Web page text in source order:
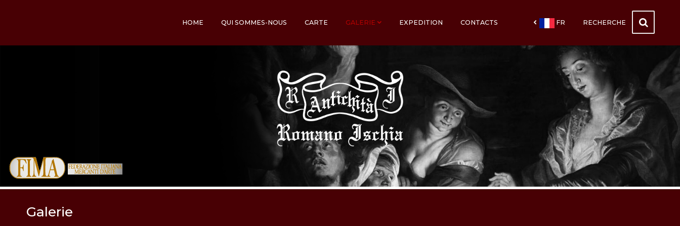
FR RECHERCHE
HOME QUI SOMMES-NOUS CARTE GALERIE EXPEDITION CONTACTS
Galerie